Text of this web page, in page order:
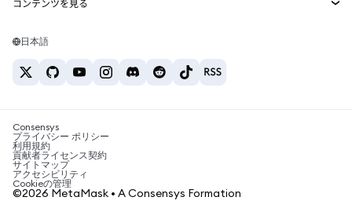
Web3サービス
サポート
キャリア
お問い合わせ
Tetherの価格
BTC→INR
ETH→USDT
ETHの購入
USDTの購入
SHIBの購入
BNBの購入
コンテンツを見る
Solanaウォレット
税制関連ニュース
暗号資産の購入方法は？
ビットコインを売るには？
日本語
Consensys
プライバシー ポリシー
利用規約
貢献者ライセンス契約
サイトマップ
アクセシビリティ
Cookieの管理
©2026 MetaMask • A Consensys Formation